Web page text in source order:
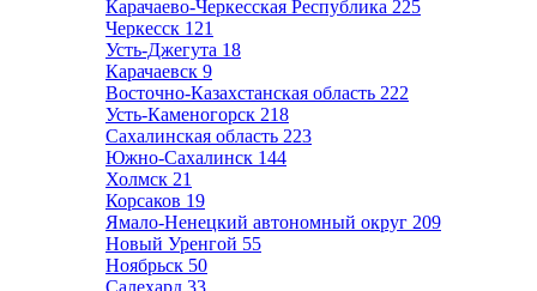
Карачаево-Черкесская Республика 225
Черкесск 121
Усть-Джегута 18
Карачаевск 9
Восточно-Казахстанская область 222
Усть-Каменогорск 218
Сахалинская область 223
Южно-Сахалинск 144
Холмск 21
Корсаков 19
Ямало-Ненецкий автономный округ 209
Новый Уренгой 55
Ноябрьск 50
Салехард 33